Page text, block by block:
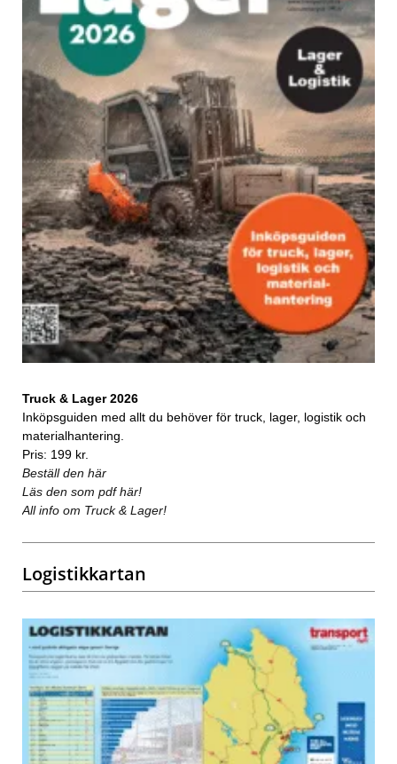
Truck & Lager 2026
Inköpsguiden med allt du behöver för truck, lager, logistik och
materialhantering.
Pris: 199 kr.
Beställ den här
Läs den som pdf här!
All info om Truck & Lager!
Logistikkartan